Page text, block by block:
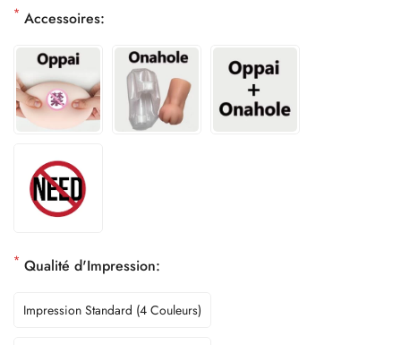
* Accessoires:
* Qualité d'Impression:
Impression Standard (4 Couleurs)